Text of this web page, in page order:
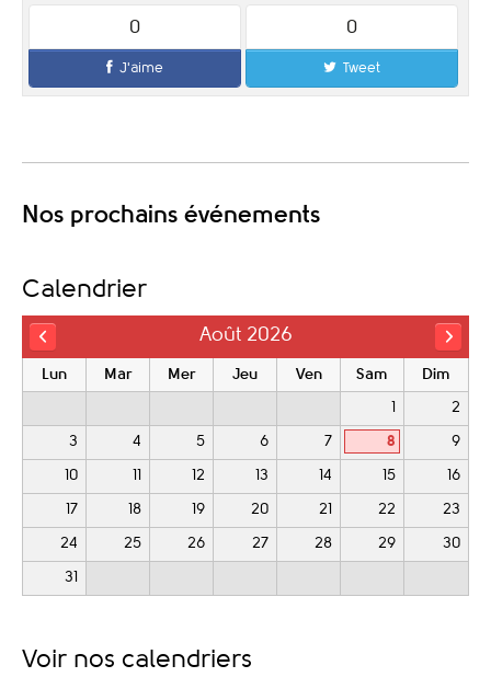
0
J'aime
0
Tweet
Nos prochains événements
Calendrier
Août 2026
Lun Mar Mer Jeu Ven Sam Dim
2
3 4 5 6 7 8 9
10 12 13 14 15 16
17 18 19 20 21 22 23
24 25 26 27 28 29 30
31
Voir nos calendriers